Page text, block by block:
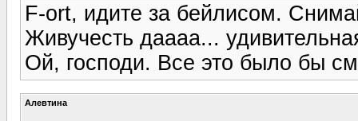
F-ort, идите за бейлисом.
Живучесть даааа...
Ой, господи. Все это было бы
Алевтина